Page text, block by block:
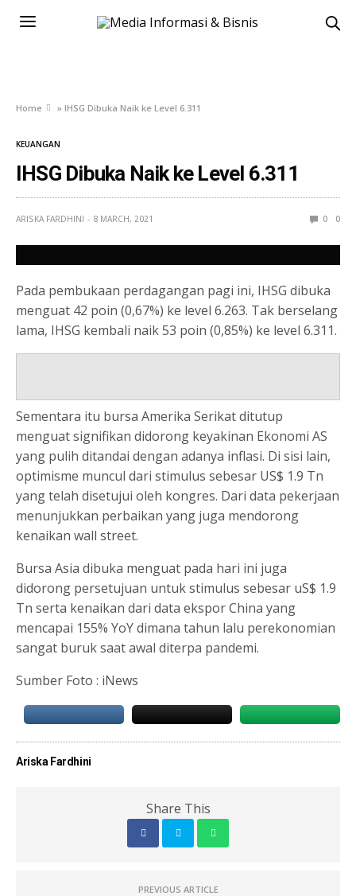
Home »IHSG Dibuka Naik ke Level 6.311
KEUANGAN
IHSG Dibuka Naik ke Level 6.311
ARISKA FARDHINI 8 MARCH, 2021 0 0
Pada pembukaan perdagangan pagi ini, IHSG dibuka
menguat 42 poin (0,67%) ke level 6.263. Tak berselang
lama, IHSG kembali naik 53 poin (0,85%) ke level 6.311.
Sementara itu bursa Amerika Serikat ditutup
menguat signifikan didorong keyakinan Ekonomi AS
yang pulih ditandai dengan adanya inflasi. Di sisi lain,
optimisme muncul dari stimulus sebesar US$ 1.9 Tn
yang telah disetujui oleh kongres. Dari data pekerjaan
menunjukkan perbaikan yang juga mendorong
kenaikan wall street.
Bursa Asia dibuka menguat pada hari ini juga
didorong persetujuan untuk stimulus sebesar uS$ 1.9
Tn serta kenaikan dari data ekspor China yang
mencapai 155% YoY dimana tahun lalu perekonomian
sangat buruk saat awal diterpa pandemi.
Sumber Foto : iNews
Ariska Fardhini
Share This
PREVIOUS ARTICLE